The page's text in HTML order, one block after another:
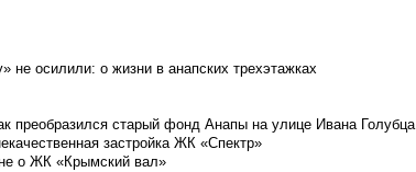
не осилили: о жизни в анапских трехэтажках
преобразился старый фонд Анапы на улице Ивана Голубца
застройка ЖК «Спектр»
о ЖК «Крымский вал»